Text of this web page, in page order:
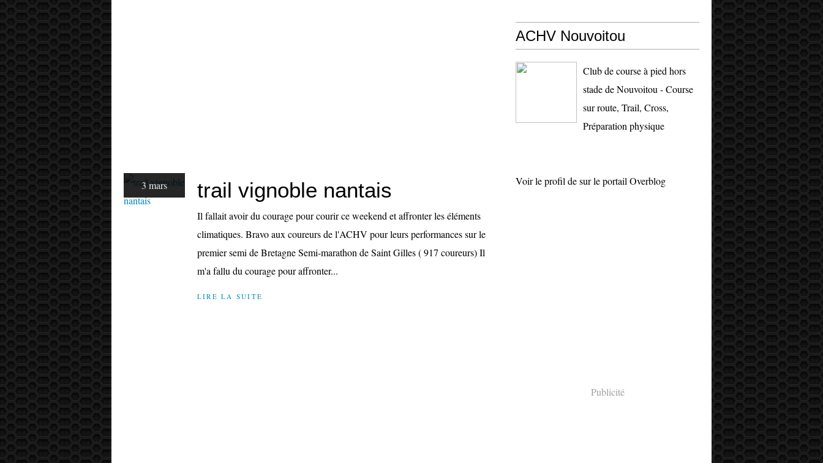
3 mars trail vignoble nantais
Il fallait avoir du courage pour courir ce weekend et affronter les éléments
climatiques. Bravo aux coureurs de l'ACHV pour leurs performances sur le
premier semi de Bretagne Semi-marathon de Saint Gilles ( 917 coureurs) Il
m'a fallu du courage pour affronter...
LIRE LA SUITE
ACHV Nouvoitou
Club de course à pied hors
stade de Nouvoitou - Course
sur route, Trail, Cross,
Préparation physique
Voir le profil desur le portail Overblog
Publicité